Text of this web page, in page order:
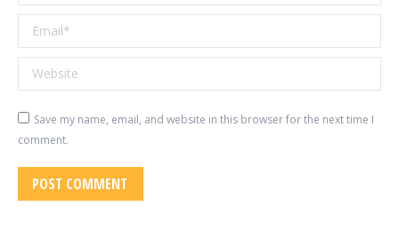
Email *
Website
Save my name, email, and website in this browser for the next time I
comment.
POST COMMENT